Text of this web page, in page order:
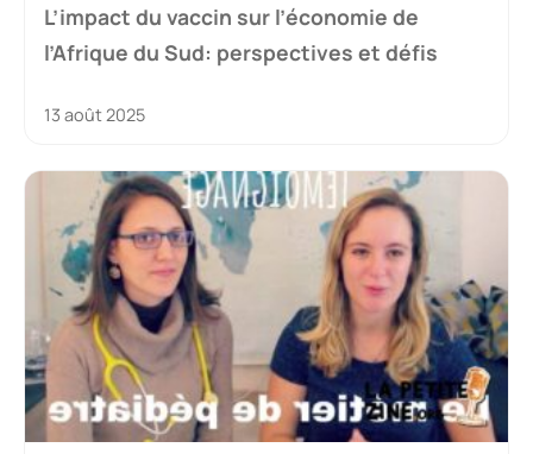
L’impact du vaccin sur l’économie de
l’Afrique du Sud: perspectives et défis
13 août 2025